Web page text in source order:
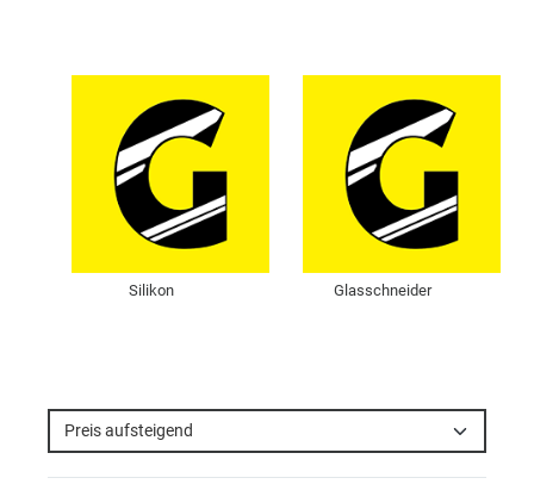
Silikon Glasschneider
Preis aufsteigend